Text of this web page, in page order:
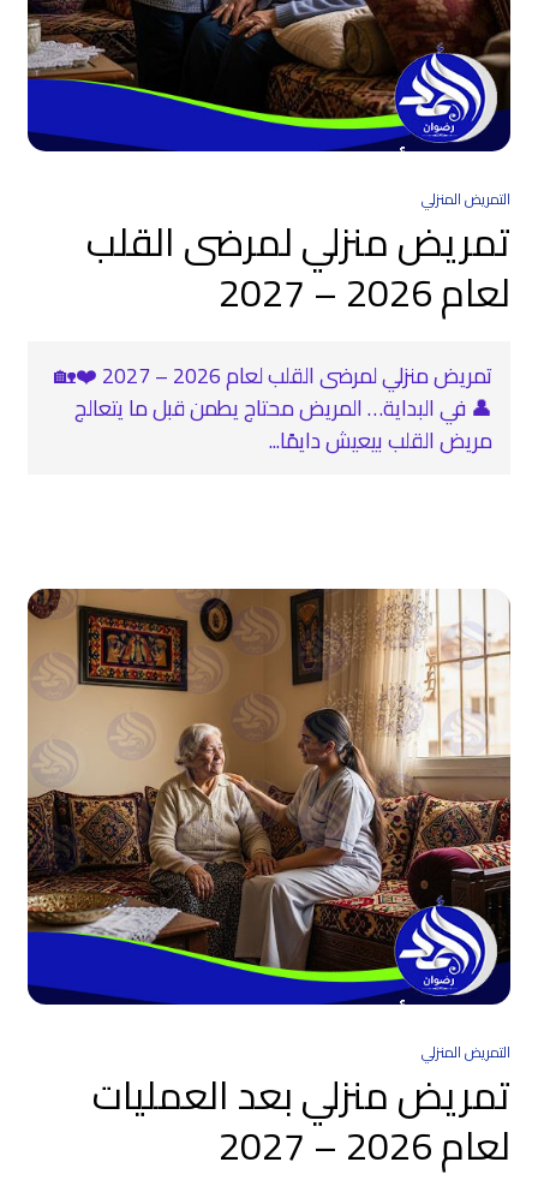
التمريض المنزلي
تمريض منزلي لمرضى القلب
لعام 2026 – 2027
تمريض منزلي لمرضى القلب لعام 2026 – 2027 ❤️🏡
👤 في البداية… المريض محتاج يطمن قبل ما يتعالج
مريض القلب بيعيش دايمًا...
التمريض المنزلي
تمريض منزلي بعد العمليات
لعام 2026 – 2027